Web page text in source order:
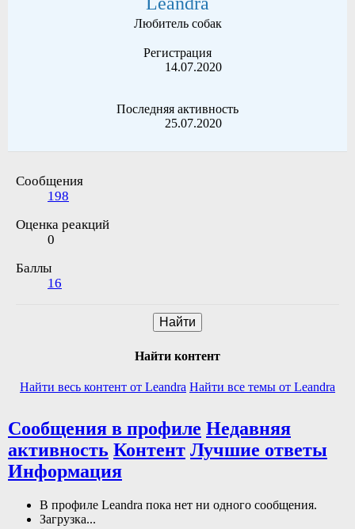
Любитель собак
Регистрация
14.07.2020
Последняя активность
25.07.2020
Сообщения
198
Оценка реакций
0
Баллы
16
Найти
Найти контент
Найти весь контент от Leandra Найти все темы от Leandra
Сообщения в профиле Недавняя
активность Контент Лучшие ответы
Информация
В профиле Leandra пока нет ни одного сообщения.
Загрузка...